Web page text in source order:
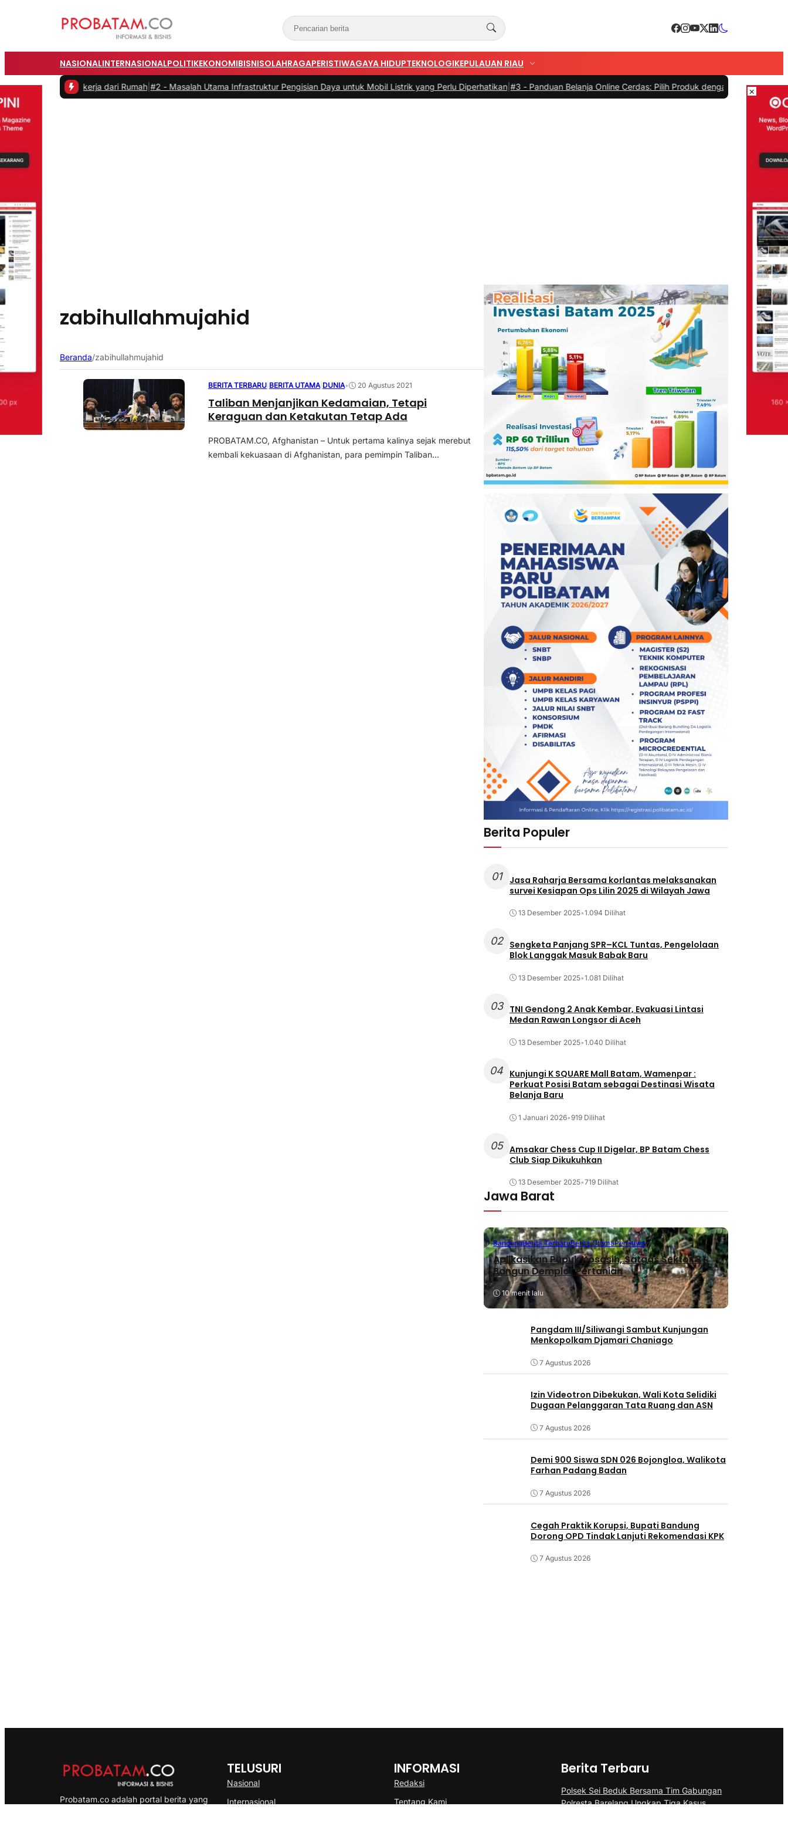
NASIONALINTERNASIONALPOLITIKEKONOMIBISNISOLAHRAGAPERISTIWAGAYA HIDUPTEKNOLOGIKEPULAUAN RIAU
saat Bekerja dari Rumah|#2 -Masalah Utama Infrastruktur Pengisian Daya untuk Mobil Listrik yang Perlu Diperhatikan|#3 -Panduan Belanja Online Cerdas: Pilih Produk dengan Bijak dan Hindari
zabihullahmujahid
Beranda/zabihullahmujahid
BERITA TERBARU BERITA UTAMA DUNIA• 20 Agustus 2021
Taliban Menjanjikan Kedamaian, Tetapi
Keraguan dan Ketakutan Tetap Ada
PROBATAM.CO, Afghanistan – Untuk pertama kalinya sejak merebut
kembali kekuasaan di Afghanistan, para pemimpin Taliban...
Berita Populer
01
Jasa Raharja Bersama korlantas melaksanakan
survei Kesiapan Ops Lilin 2025 di Wilayah Jawa
13 Desember 2025•1.094 Dilihat
02
Sengketa Panjang SPR–KCL Tuntas, Pengelolaan
Blok Langgak Masuk Babak Baru
13 Desember 2025•1.081 Dilihat
03
TNI Gendong 2 Anak Kembar, Evakuasi Lintasi
Medan Rawan Longsor di Aceh
13 Desember 2025•1.040 Dilihat
04 Kunjungi K SQUARE Mall Batam, Wamenpar :
Perkuat Posisi Batam sebagai Destinasi Wisata
Belanja Baru
1 Januari 2026•919 Dilihat
05 Amsakar Chess Cup II Digelar, BP Batam Chess
Club Siap Dikukuhkan
13 Desember 2025•719 Dilihat
Jawa Barat
BandungBerita TerbaruBerita UtamaPeristiwa
Aplikasikan Pupuk Kosasih, Satgas Sektor 8
Bangun Demplot Pertanian
10 menit lalu
Pangdam III/Siliwangi Sambut Kunjungan
Menkopolkam Djamari Chaniago
7 Agustus 2026
Izin Videotron Dibekukan, Wali Kota Selidiki
Dugaan Pelanggaran Tata Ruang dan ASN
7 Agustus 2026
Demi 900 Siswa SDN 026 Bojongloa, Walikota
Farhan Padang Badan
7 Agustus 2026
Cegah Praktik Korupsi, Bupati Bandung
Dorong OPD Tindak Lanjuti Rekomendasi KPK
7 Agustus 2026
Probatam.co adalah portal berita yang
TELUSURI
Nasional
Internasional
INFORMASI
Redaksi
Tentang Kami
Berita Terbaru
Polsek Sei Beduk Bersama Tim Gabungan
Polresta Barelang Ungkap Tiga Kasus
×